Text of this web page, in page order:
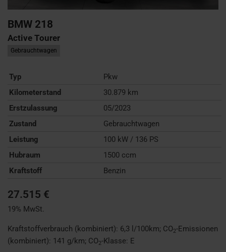
BMW 218
Active Tourer
Gebrauchtwagen
Typ
Pkw
Kilometerstand
30.879 km
Erstzulassung
05/2023
Zustand
Gebrauchtwagen
Leistung
100 kW / 136 PS
Hubraum
1500 ccm
Kraftstoff
Benzin
27.515 €
19% MwSt.
Kraftstoffverbrauch (kombiniert): 6,3 l/100km; CO2-Emissionen
(kombiniert): 141 g/km; CO2-Klasse: E